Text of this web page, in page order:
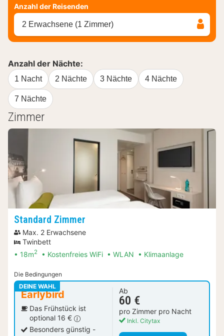
Anzahl der Reisenden
2 Erwachsene (1 Zimmer)
Anzahl der Nächte:
1 Nacht 2 Nächte 3 Nächte 4 Nächte
7 Nächte
Zimmer
Standard Zimmer
Max. 2 Erwachsene
Twinbett
18m2 Kostenfreies WiFi WLAN Klimaanlage
Die Bedingungen
DEINE WAHL
Earlybird
Das Frühstück ist
optional 16 €
Besonders günstig -
Ab
60 €
pro Zimmer pro Nacht
Inkl. Citytax